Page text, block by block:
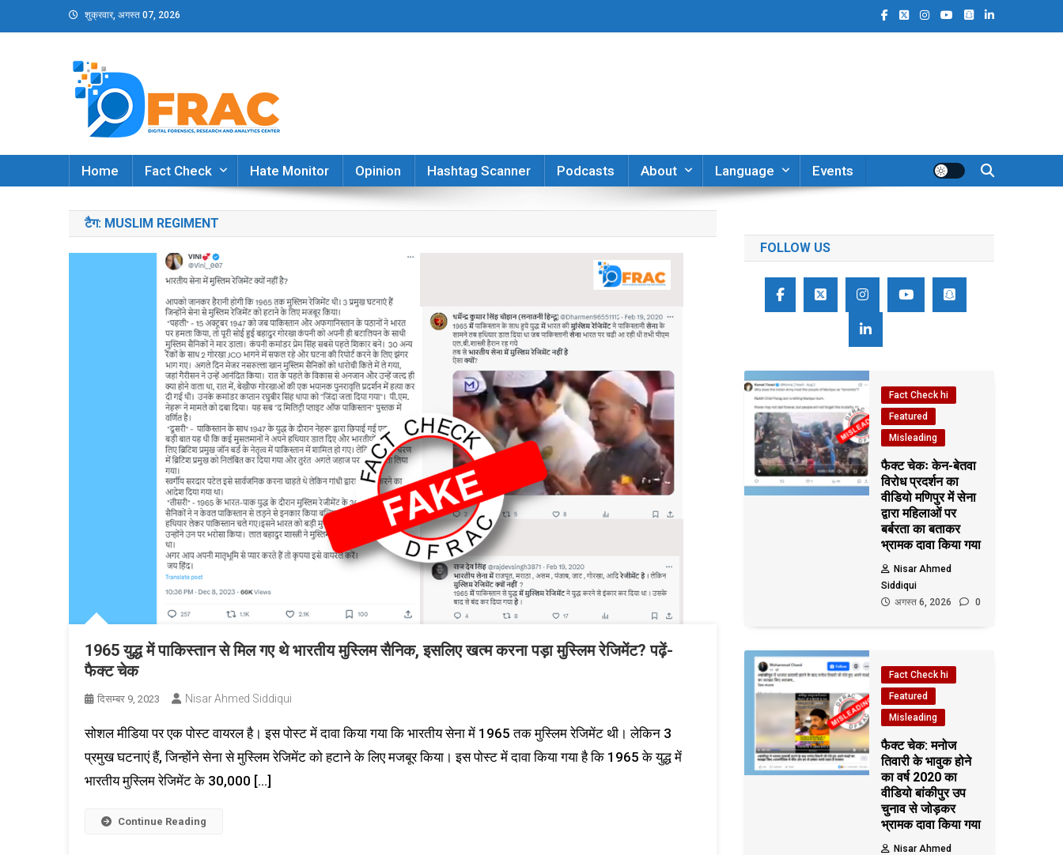
to
शुक्रवार, अगस्त 07, 2026
DFRAC_ORG
Digital Forensics, Research and Analytics Center
Home
Fact Check Hate Monitor Opinion Hashtag Scanner Podcasts About Language Events
टैग: MUSLIM REGIMENT
1965 युद्ध में पाकिस्तान से मिल गए थे भारतीय मुस्लिम सैनिक, इसलिए खत्म करना पड़ा मुस्लिम रेजिमेंट? पढ़ें-
फैक्ट चेक
दिसम्बर 9, 2023 Nisar Ahmed Siddiqui
सोशल मीडिया पर एक पोस्ट वायरल है। इस पोस्ट में दावा किया गया कि भारतीय सेना में 1965 तक मुस्लिम रेजिमेंट थी। लेकिन 3
प्रमुख घटनाएं हैं, जिन्होंने सेना से मुस्लिम रेजिमेंट को हटाने के लिए मजबूर किया। इस पोस्ट में दावा किया गया है कि 1965 के युद्ध में
भारतीय मुस्लिम रेजिमेंट के 30,000 […]
Continue Reading
FOLLOW US
Fact Check hi
Featured
Misleading
फैक्ट चेकः केन-बेतवा
विरोध प्रदर्शन का
वीडियो मणिपुर में सेना
द्वारा महिलाओं पर
बर्बरता का बताकर
भ्रामक दावा किया गया
Nisar Ahmed
Siddiqui
अगस्त 6, 2026
0
Fact Check hi
Featured
Misleading
फैक्ट चेक: मनोज
तिवारी के भावुक होने
का वर्ष 2020 का
वीडियो बांकीपुर उप
चुनाव से जोड़कर
भ्रामक दावा किया गया
Nisar Ahmed